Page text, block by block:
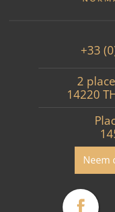
+33
2
14220
Neem